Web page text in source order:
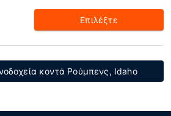
Επιλέξτε
κοντά Ρούμπενς, Idaho